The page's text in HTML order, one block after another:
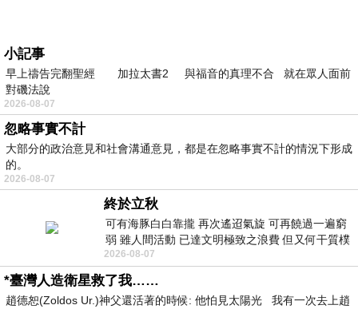
小記事
早上禱告完翻聖經 加拉太書2 與福音的真理不合 就在眾人面前
對磯法說
2026-08-07
忽略事實不計
大部分的政治意見和社會溝通意見，都是在忽略事實不計的情況下形成
的。
2026-08-07
終於立秋
可有海豚白白靠攏 再次遙迢氣旋 可再饒過一遍窮
弱 雖人間活動 已達文明極致之浪費 但又何干質樸
者 只能白白陪葬
2026-08-07
*臺灣人造衛星救了我……
趙德恕(Zoldos Ur.)神父還活著的時候: 他怕見太陽光 我有一次去上趙